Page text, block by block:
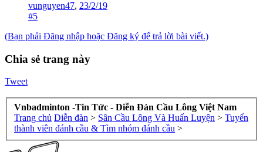
vunguyen47, 23/2/19
#5
(Bạn phải Đăng nhập hoặc Đăng ký để trả lời bài viết.)
Chia sẻ trang này
Tweet
Vnbadminton -Tin Tức - Diễn Đàn Cầu Lông Việt Nam
Trang chủ Diễn đàn > Sân Cầu Lông Và Huấn Luyện > Tuyển
thành viên đánh cầu & Tìm nhóm đánh cầu >